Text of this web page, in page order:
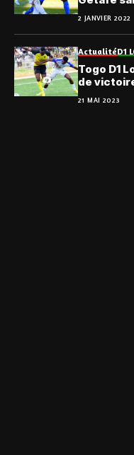
2 JANVIER 2022
ActualitéD1
Togo D1
de
l’ASKO
21 MAI 2023